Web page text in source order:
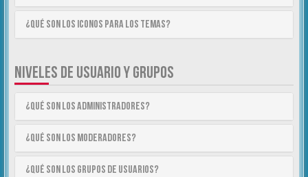
¿Qué son los iconos para los temas?
NIVELES DE USUARIO Y GRUPOS
¿Qué son los Administradores?
¿Qué son los Moderadores?
¿Qué son los Grupos de Usuarios?